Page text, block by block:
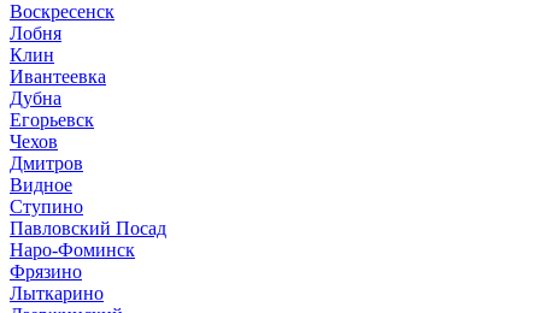
Воскресенск
Лобня
Клин
Ивантеевка
Дубна
Егорьевск
Чехов
Дмитров
Видное
Ступино
Павловский Посад
Наро-Фоминск
Фрязино
Лыткарино